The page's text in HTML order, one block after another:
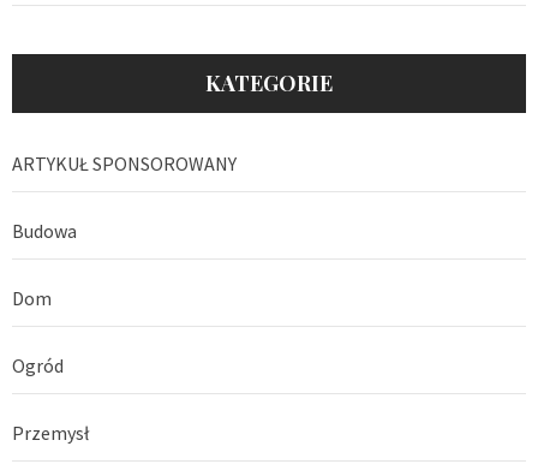
KATEGORIE
ARTYKUŁ SPONSOROWANY
Budowa
Dom
Ogród
Przemysł